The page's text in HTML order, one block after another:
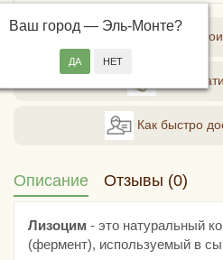
Ваш город — Эль-Монте?
Сколько
Как
Как быстро
Описание Отзывы (0)
Лизоцим - это натуральный
(фермент), используемый в